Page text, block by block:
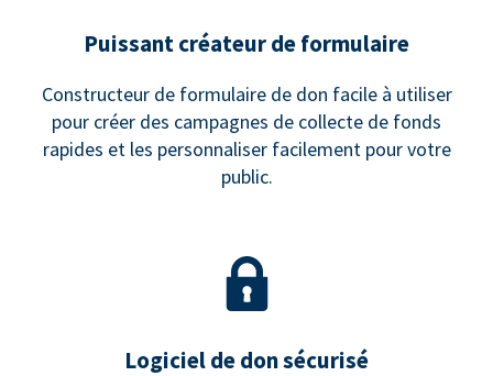
Puissant créateur de formulaire
Constructeur de formulaire de don facile à utiliser
pour créer des campagnes de collecte de fonds
rapides et les personnaliser facilement pour votre
public.
Logiciel de don sécurisé